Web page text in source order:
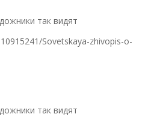
так видят
Sovetskaya-zhivopis-o-
так видят